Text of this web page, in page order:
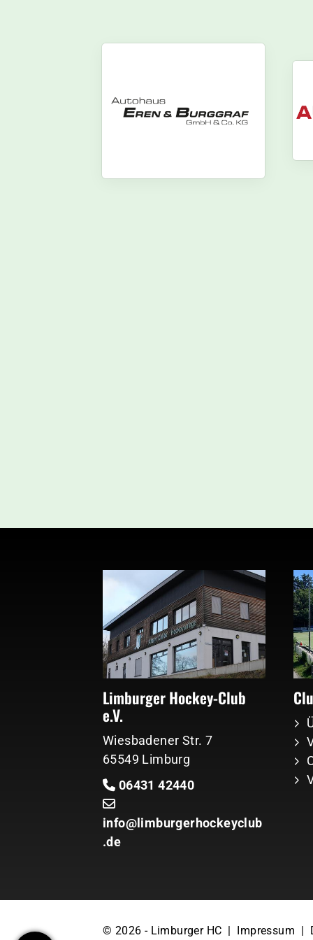
Limburger Hockey-Club
e.V.
Wiesbadener Str. 7
65549 Limburg
06431 42440
info@limburgerhockeyclub
.de
© 2026 - Limburger HC | Impressum |